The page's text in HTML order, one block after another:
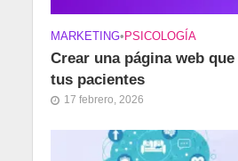
MARKETING• PSICOLOGÍA
Crear una página web
tus pacientes
17 febrero, 2026